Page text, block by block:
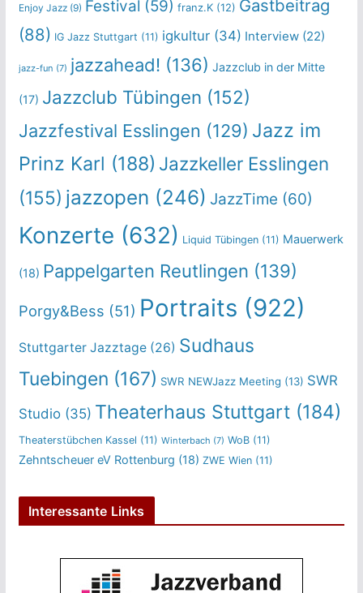
Enjoy Jazz(9) Festival (59) franz.K(12) Gastbeitrag
(88) IG Jazz Stuttgart (11) igkultur(34) Interview(22)
jazz-fun (7) jazzahead! (136) Jazzclub in der Mitte
(17) Jazzclub Tübingen (152)
Jazzfestival Esslingen (129) Jazz im
Prinz Karl (188) Jazzkeller Esslingen
(155) jazzopen (246) JazzTime (60)
Konzerte (632) Liquid Tübingen(11) Mauerwerk
(18) Pappelgarten Reutlingen (139)
Porgy&Bess (51) Portraits (922)
Stuttgarter Jazztage(26) Sudhaus
Tuebingen (167) SWR NEWJazz Meeting (13) SWR
Studio(35) Theaterhaus Stuttgart(184)
Theaterstübchen Kassel (11) Winterbach (7) WoB(11)
Zehntscheuer eV Rottenburg (18) ZWE Wien(11)
Interessante Links